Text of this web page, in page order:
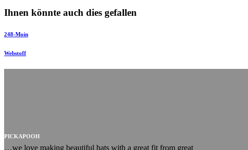
Ihnen könnte auch dies gefallen
248-Moin
Webstoff
PICKAPOOH
…we love making beautiful hats with a great fit from great